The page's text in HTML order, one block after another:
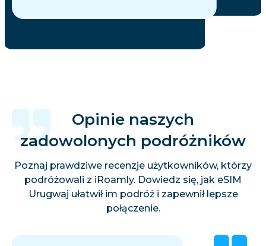
Opinie naszych
zadowolonych podróżników
Poznaj prawdziwe recenzje użytkowników, którzy
podróżowali z iRoamly. Dowiedz się, jak eSIM
Urugwaj ułatwił im podróż i zapewnił lepsze
połączenie.